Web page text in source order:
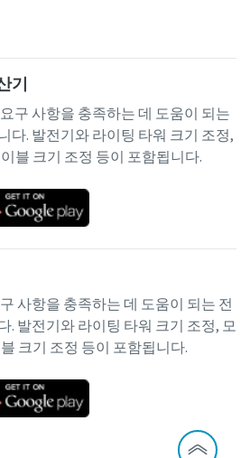
기
구 사항을 충족하는 데 도움이 되는
다. 발전기와 라이팅 타워 크기 조정,
블 크기 조정 등이 포함됩니다.
사항을 충족하는 데 도움이 되는 전
. 발전기와 라이팅 타워 크기 조정, 모
크기 조정 등이 포함됩니다.